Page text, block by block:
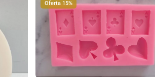
Oferta 15%